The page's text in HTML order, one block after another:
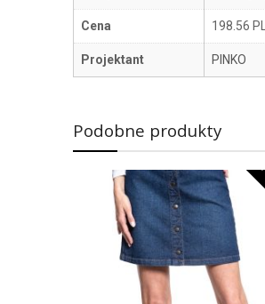
Cena 198.56
Projektant PINKO
Podobne produkty